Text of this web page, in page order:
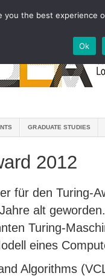
GRADUATE STUDIES
2012
für den Turing-
alt
Turing-
eines
Algorithms
you the best
Ok